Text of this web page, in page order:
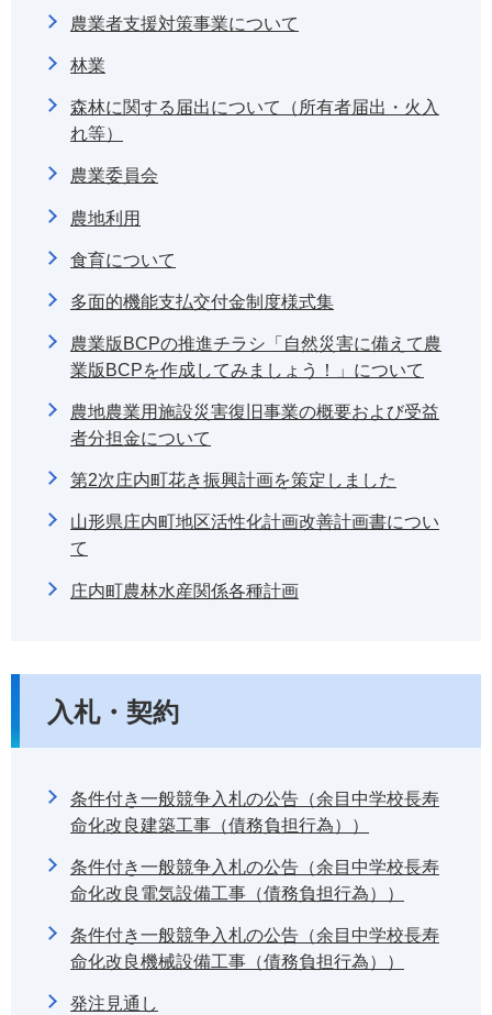
農業者支援対策事業について
林業
森林に関する届出について（所有者届出・火入
れ等）
農業委員会
農地利用
食育について
多面的機能支払交付金制度様式集
農業版BCPの推進チラシ「自然災害に備えて農
業版BCPを作成してみましょう！」について
農地農業用施設災害復旧事業の概要および受益
者分担金について
第2次庄内町花き振興計画を策定しました
山形県庄内町地区活性化計画改善計画書につい
て
庄内町農林水産関係各種計画
入札・契約
条件付き一般競争入札の公告（余目中学校長寿
命化改良建築工事（債務負担行為））
条件付き一般競争入札の公告（余目中学校長寿
命化改良電気設備工事（債務負担行為））
条件付き一般競争入札の公告（余目中学校長寿
命化改良機械設備工事（債務負担行為））
発注見通し